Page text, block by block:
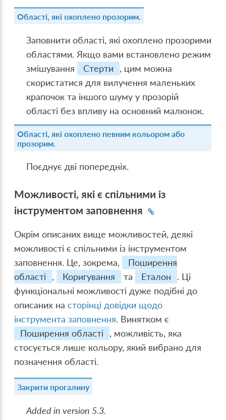
Області, які охоплено прозорим.
Заповнити області, які охоплено прозорими
областями. Якщо вами встановлено режим
змішування
Стерти
, цим можна
скористатися для вилучення маленьких
крапочок та іншого шуму у прозорій
області без впливу на основний малюнок.
Області, які охоплено певним кольором або
прозорим.
Поєднує дві попередніх.
Можливості, які є спільними із
інструментом заповнення
Окрім описаних вище можливостей, деякі
можливості є спільними із інструментом
заповнення. Це, зокрема,
Поширення
області
, Коригування та Еталон
. Ці
функціональні можливості дуже подібні до
описаних насторінці довідки щодо
інструмента заповнення. Винятком є
Поширення області
, можливість, яка
стосується лише кольору, який вибрано для
позначення області.
Закрити прогалину
Added in version 5.3.